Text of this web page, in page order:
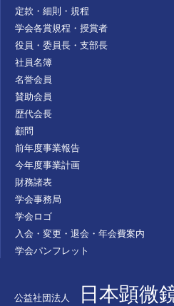
定款・細則・規程
学会各賞規程・授賞者
役員・委員長・支部長
社員名簿
名誉会員
賛助会員
歴代会長
顧問
前年度事業報告
今年度事業計画
財務諸表
学会事務局
学会ロゴ
入会・変更・退会・年会費案内
学会パンフレット
公益社団法人 日本顕微